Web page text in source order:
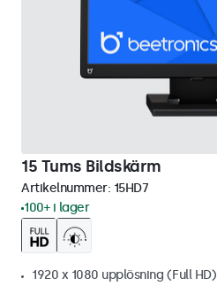
15 Tums Bildskärm
Artikelnummer: 15HD7
100+ i lager
1920 x 1080 upplösning (Full HD)